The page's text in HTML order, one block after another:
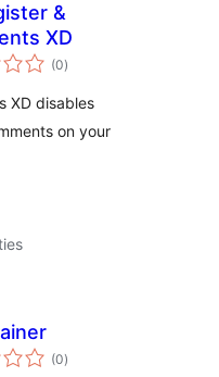
&
XD
(0totaal
waarderingen
)
XD disables
on your
(0totaal
waarderingen
)